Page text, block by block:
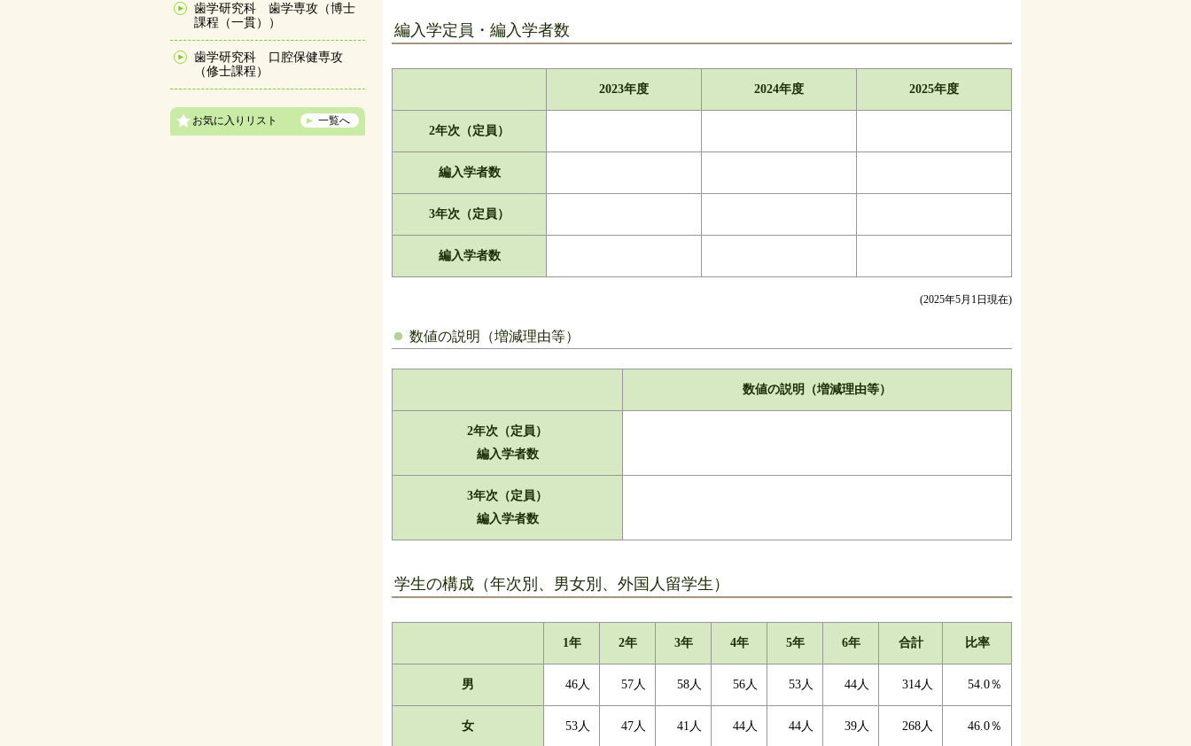
歯学研究科 歯学専攻（博士
課程（一貫））
歯学研究科 口腔保健専攻
（修士課程）
お気に入りリスト 一覧へ
編入学定員・編入学者数
2023年度 2024年度 2025年度
2年次（定員）
編入学者数
3年次（定員）
編入学者数
(2025年5月1日現在)
数値の説明（増減理由等）
数値の説明（増減理由等）
2年次（定員）
編入学者数
3年次（定員）
編入学者数
学生の構成（年次別、男女別、外国人留学生）
1年 2年 3年 4年 5年 6年 合計 比率
男 46人 57人 58人 56人 53人 44人 314人 54.0％
女 53人 47人 41人 44人 44人 39人 268人 46.0％